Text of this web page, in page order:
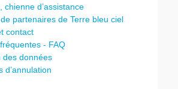
chienne d’assistance
partenaires de Terre bleu ciel
contact
- FAQ
données
d’annulation